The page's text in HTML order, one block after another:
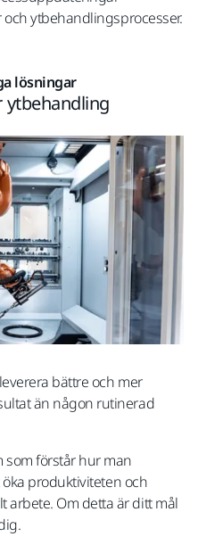
ytbehandlingsprocesser.
lösningar
ytbehandling
bättre och mer
än någon rutinerad
förstår hur man
produktiviteten och
arbete. Om detta är ditt mål